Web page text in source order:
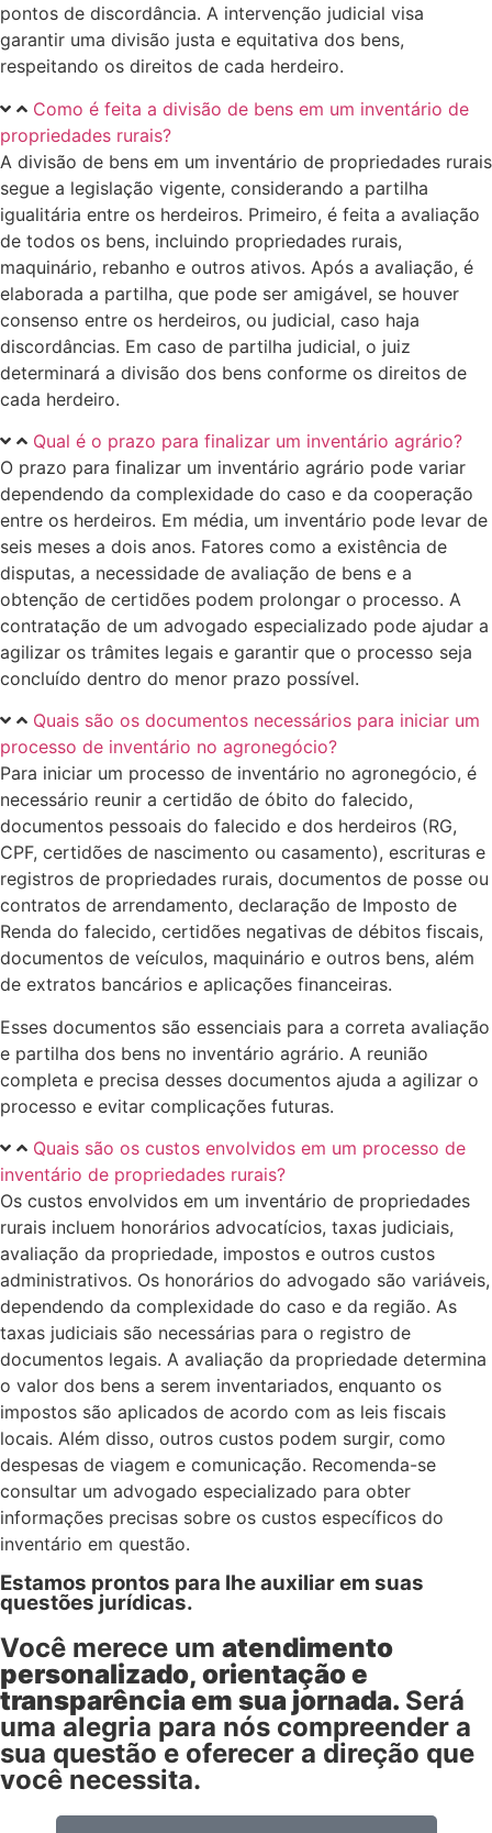
pontos de discordância. A intervenção judicial visa
garantir uma divisão justa e equitativa dos bens,
respeitando os direitos de cada herdeiro.
Como é feita a divisão de bens em um inventário de
propriedades rurais?
A divisão de bens em um inventário de propriedades rurais
segue a legislação vigente, considerando a partilha
igualitária entre os herdeiros. Primeiro, é feita a avaliação
de todos os bens, incluindo propriedades rurais,
maquinário, rebanho e outros ativos. Após a avaliação, é
elaborada a partilha, que pode ser amigável, se houver
consenso entre os herdeiros, ou judicial, caso haja
discordâncias. Em caso de partilha judicial, o juiz
determinará a divisão dos bens conforme os direitos de
cada herdeiro.
Qual é o prazo para finalizar um inventário agrário?
O prazo para finalizar um inventário agrário pode variar
dependendo da complexidade do caso e da cooperação
entre os herdeiros. Em média, um inventário pode levar de
seis meses a dois anos. Fatores como a existência de
disputas, a necessidade de avaliação de bens e a
obtenção de certidões podem prolongar o processo. A
contratação de um advogado especializado pode ajudar a
agilizar os trâmites legais e garantir que o processo seja
concluído dentro do menor prazo possível.
Quais são os documentos necessários para iniciar um
processo de inventário no agronegócio?
Para iniciar um processo de inventário no agronegócio, é
necessário reunir a certidão de óbito do falecido,
documentos pessoais do falecido e dos herdeiros (RG,
CPF, certidões de nascimento ou casamento), escrituras e
registros de propriedades rurais, documentos de posse ou
contratos de arrendamento, declaração de Imposto de
Renda do falecido, certidões negativas de débitos fiscais,
documentos de veículos, maquinário e outros bens, além
de extratos bancários e aplicações financeiras.
Esses documentos são essenciais para a correta avaliação
e partilha dos bens no inventário agrário. A reunião
completa e precisa desses documentos ajuda a agilizar o
processo e evitar complicações futuras.
Quais são os custos envolvidos em um processo de
inventário de propriedades rurais?
Os custos envolvidos em um inventário de propriedades
rurais incluem honorários advocatícios, taxas judiciais,
avaliação da propriedade, impostos e outros custos
administrativos. Os honorários do advogado são variáveis,
dependendo da complexidade do caso e da região. As
taxas judiciais são necessárias para o registro de
documentos legais. A avaliação da propriedade determina
o valor dos bens a serem inventariados, enquanto os
impostos são aplicados de acordo com as leis fiscais
locais. Além disso, outros custos podem surgir, como
despesas de viagem e comunicação. Recomenda-se
consultar um advogado especializado para obter
informações precisas sobre os custos específicos do
inventário em questão.
Estamos prontos para lhe auxiliar em suas
questões jurídicas.
Você merece um atendimento
personalizado, orientação e
transparência em sua jornada. Será
uma alegria para nós compreender a
sua questão e oferecer a direção que
você necessita.